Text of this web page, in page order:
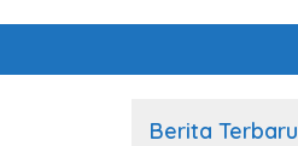
Berita Terbaru